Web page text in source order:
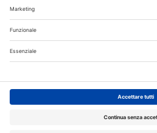
Copyright © 2026 -
Autori
Contattaci
Note legali